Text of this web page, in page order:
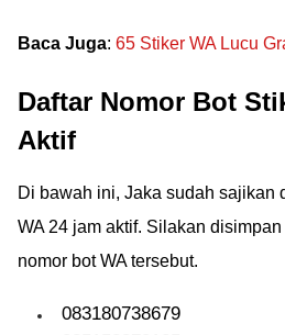
Baca Juga: 65 Stiker WA Lucu
Daftar Nomor Bot
Aktif
Di bawah ini, Jaka sudah sajikan
WA 24 jam aktif. Silakan
nomor bot WA tersebut.
083180738679